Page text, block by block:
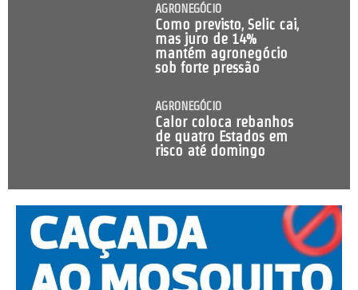
AGRONEGÓCIO
Como previsto, Selic cai,
mas juro de 14%
mantém agronegócio
sob forte pressão
AGRONEGÓCIO
Calor coloca rebanhos
de quatro Estados em
risco até domingo